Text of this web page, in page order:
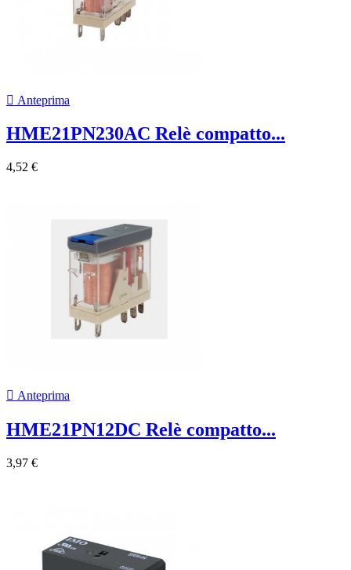
 Anteprima
HME21PN230AC Relè compatto...
4,52 €
 Anteprima
HME21PN12DC Relè compatto...
3,97 €